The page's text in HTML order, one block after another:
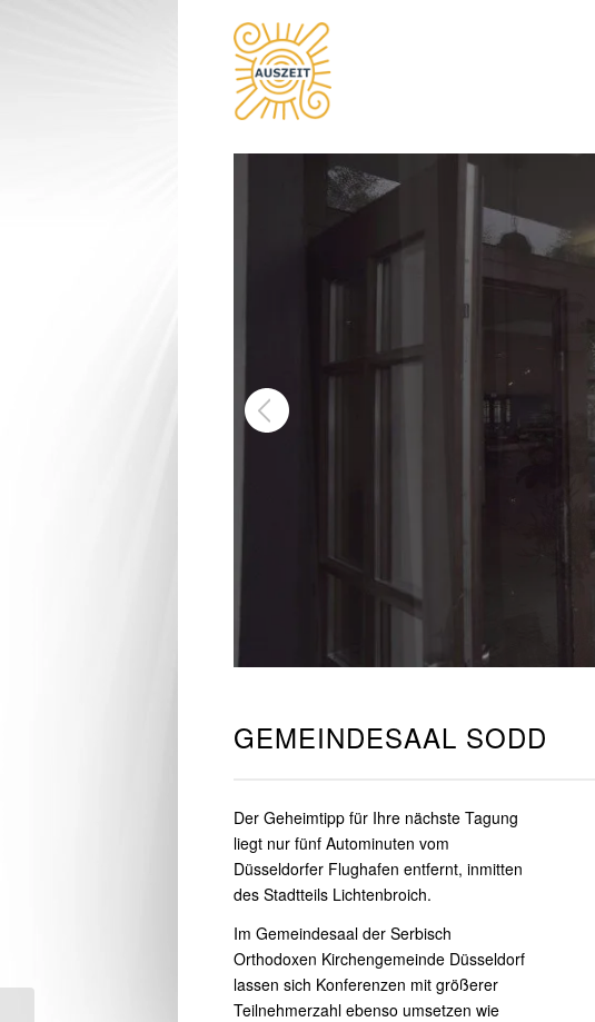
GEMEINDESAAL SODD
Der Geheimtipp für Ihre nächste Tagung
liegt nur fünf Autominuten vom
Düsseldorfer Flughafen entfernt, inmitten
des Stadtteils Lichtenbroich.
Im Gemeindesaal der Serbisch
Orthodoxen Kirchengemeinde Düsseldorf
lassen sich Konferenzen mit größerer
Teilnehmerzahl ebenso umsetzen wie